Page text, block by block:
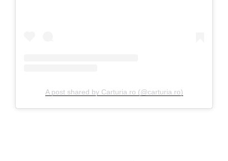
A post shared by Carturia.ro (@carturia.ro)